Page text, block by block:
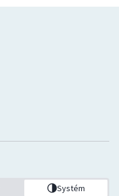
Systém